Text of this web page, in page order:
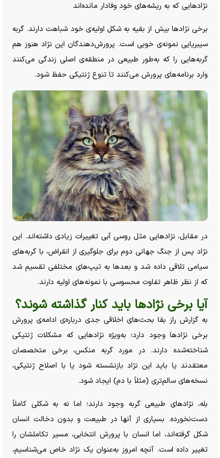
نژاد‌هایی که به ریشه‌های خود وفادار مانده‌اند
برخی نژاد‌ها بیش از بقیه به شکل اولیه‌ی خود شباهت دارند. گربه
سیبریایی نمونه‌ی خوبی است. پرورش‌دهندگان این نژاد هنوز هم
گربه‌هایی را که به‌طور طبیعی در منطقه‌ی اصلی زندگی می‌کنند
وارد برنامه‌های پرورش می‌کنند تا تنوع ژنتیکی حفظ شود.
در مقابل، نژاد‌هایی مثل روسی آبی تغییرات زیادی داشته‌اند. این
نژاد پس از جنگ جهانی دوم برای جلوگیری از انقراض، با گربه‌های
سیامی تلاقی داده شد و بعد‌ها به تیپ‌های مختلفی تقسیم شد
که از نظر ظاهر تفاوت محسوسی با نمونه‌های اولیه دارند.
آیا برخی نژاد‌ها باید کنار گذاشته شوند؟
به گزارش راز بقا بحث‌های اخلاقی جدی درباره‌ی ادامه‌ی پرورش
برخی نژاد‌ها وجود دارد؛ به‌ویژه نژاد‌هایی که مشکلات ژنتیکی
شناخته‌شده دارند. در مورد گربه منکس، برخی متخصصان
معتقدند یا باید این نژاد بازنشسته شود یا با اصلاح ژنتیکی،
نسخه‌های سالم‌تری (مثلاً با دم) ایجاد شود.
بله، نژاد‌های طبیعی گربه وجود دارند؛ اما نه به شکلی کاملاً
دست‌نخورده. بسیاری از آنها در طبیعت و بدون دخالت انسان
شکل گرفته‌اند، اما انسان با پرورش انتخابی، مسیر تکاملشان را
تغییر داده است. آنچه امروز به‌عنوان یک نژاد خاص می‌شناسیم،